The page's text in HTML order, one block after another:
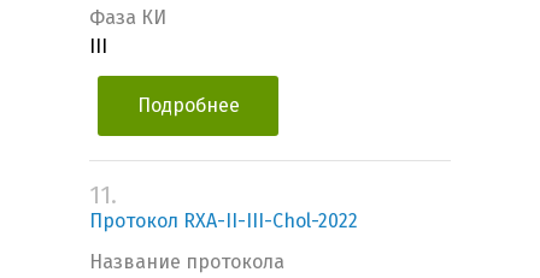
Фаза КИ
Подробнее
11.
Протокол RXA-II-III-Chol-2022
Название протокола